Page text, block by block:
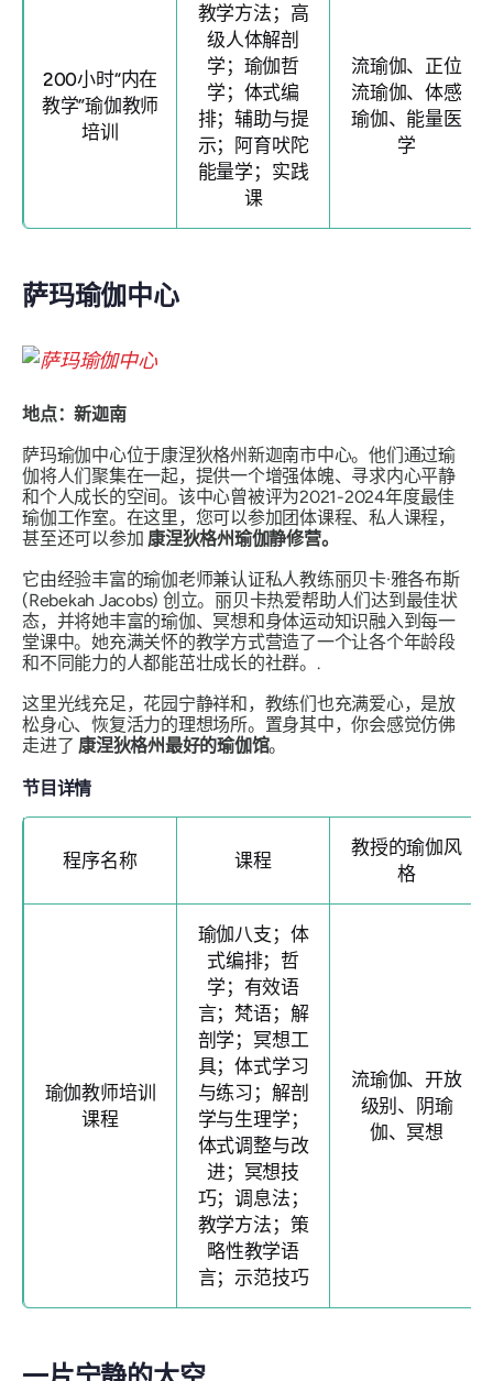
200小时“内在
教学”瑜伽教师
培训
教学方法；高
级人体解剖
学；瑜伽哲
学；体式编
排；辅助与提
示；阿育吠陀
能量学；实践
课
流瑜伽、正位
流瑜伽、体感
瑜伽、能量医
学
萨玛瑜伽中心
地点：新迦南
萨玛瑜伽中心位于康涅狄格州新迦南市中心。他们通过瑜
伽将人们聚集在一起，提供一个增强体魄、寻求内心平静
和个人成长的空间。该中心曾被评为2021-2024年度最佳
瑜伽工作室。在这里，您可以参加团体课程、私人课程，
甚至还可以参加 康涅狄格州瑜伽静修营。
它由经验丰富的瑜伽老师兼认证私人教练丽贝卡·雅各布斯
(Rebekah Jacobs) 创立。丽贝卡热爱帮助人们达到最佳状
态，并将她丰富的瑜伽、冥想和身体运动知识融入到每一
堂课中。她充满关怀的教学方式营造了一个让各个年龄段
和不同能力的人都能茁壮成长的社群。.
这里光线充足，花园宁静祥和，教练们也充满爱心，是放
松身心、恢复活力的理想场所。置身其中，你会感觉仿佛
走进了 康涅狄格州最好的瑜伽馆。
节目详情
程序名称 课程
教授的瑜伽风
格
瑜伽教师培训
课程
瑜伽八支；体
式编排；哲
学；有效语
言；梵语；解
剖学；冥想工
具；体式学习
与练习；解剖
学与生理学；
体式调整与改
进；冥想技
巧；调息法；
教学方法；策
略性教学语
言；示范技巧
流瑜伽、开放
级别、阴瑜
伽、冥想